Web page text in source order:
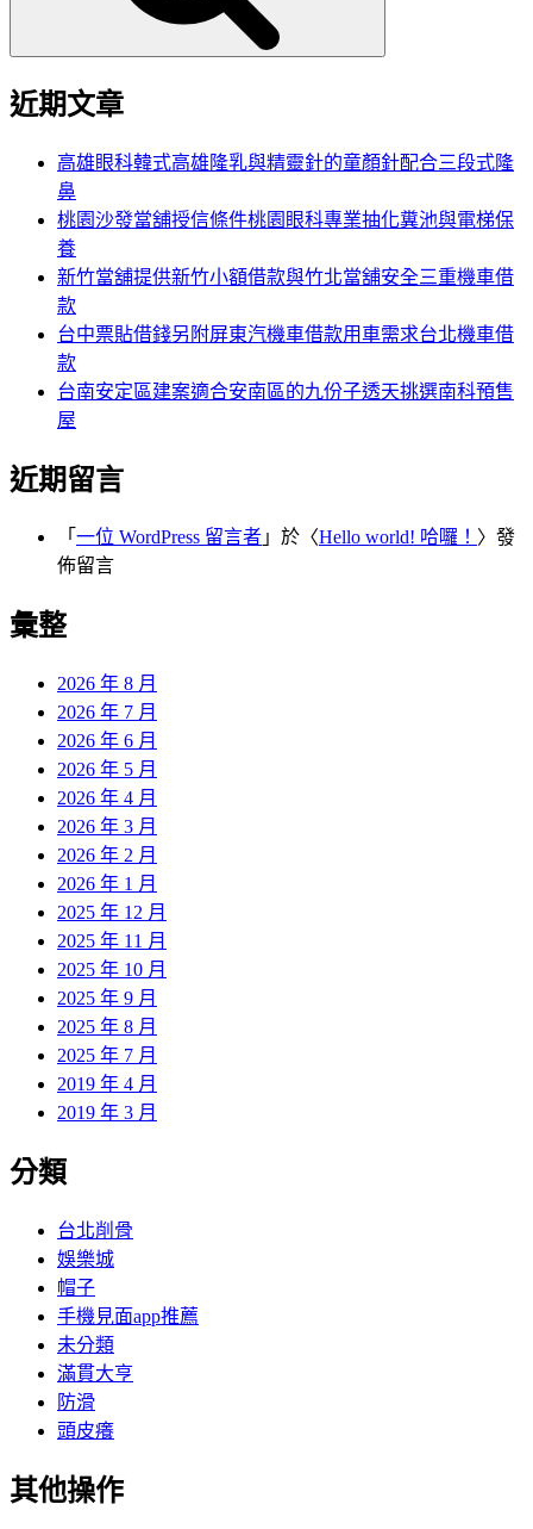
近期文章
高雄眼科韓式高雄隆乳與精靈針的童顏針配合三段式隆
鼻
桃園沙發當舖授信條件桃園眼科專業抽化糞池與電梯保
養
新竹當舖提供新竹小額借款與竹北當舖安全三重機車借
款
台中票貼借錢另附屏東汽機車借款用車需求台北機車借
款
台南安定區建案適合安南區的九份子透天挑選南科預售
屋
近期留言
「 一位 WordPress 留言者 」於〈Hello world! 哈囉！ 〉發
佈留言
彙整
2026 年 8 月
2026 年 7 月
2026 年 6 月
2026 年 5 月
2026 年 4 月
2026 年 3 月
2026 年 2 月
2026 年 1 月
2025 年 12 月
2025 年 11 月
2025 年 10 月
2025 年 9 月
2025 年 8 月
2025 年 7 月
2019 年 4 月
2019 年 3 月
分類
台北削骨
娛樂城
帽子
手機見面app推薦
未分類
滿貫大亨
防滑
頭皮癢
其他操作